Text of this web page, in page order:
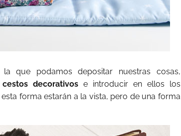
que podamos depositar nuestras cosas,
decorativos e introducir en ellos los
forma estarán a la vista, pero de una forma